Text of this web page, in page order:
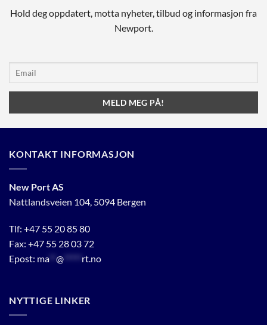
Hold deg oppdatert, motta nyheter, tilbud og informasjon fra
Newport.
KONTAKT INFORMASJON
New Port AS
Nattlandsveien 104, 5094 Bergen
Tlf: +47 55 20 85 80
Fax: +47 55 28 03 72
Epost: ma** @ rt.no
NYTTIGE LINKER